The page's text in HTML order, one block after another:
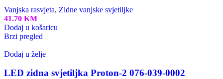
Vanjska rasvjeta, Zidne vanjske svjetiljke
41.70 KM
Dodaj u košaricu
Brzi pregled
Dodaj u želje
LED zidna svjetiljka Proton-2 076-039-0002